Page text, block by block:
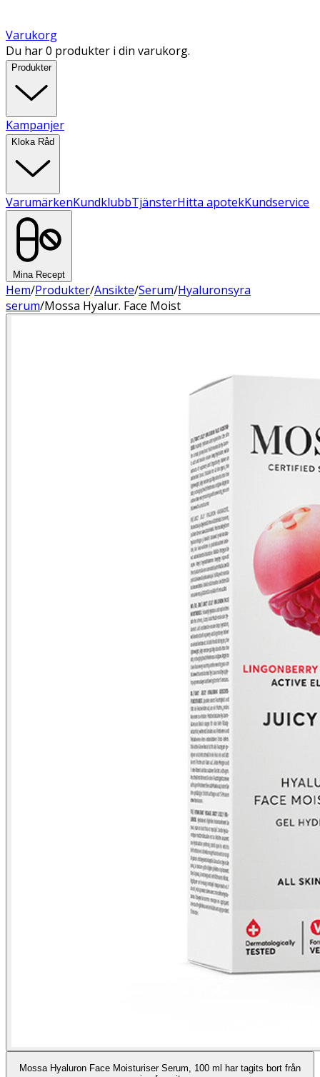
Varukorg
Du har 0 produkter i din varukorg.
Produkter
Kampanjer
Kloka Råd
VarumärkenKundklubbTjänsterHitta apotekKundservice
Mina Recept
Hem/Produkter/Ansikte/Serum/Hyaluronsyra
serum/Mossa Hyalur. Face Moist
Mossa Hyaluron Face Moisturiser Serum, 100 ml har tagits bort från